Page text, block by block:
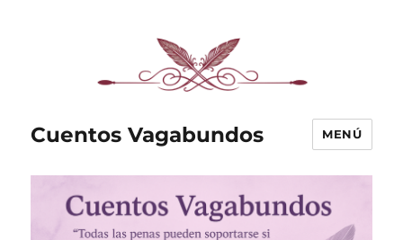
Cuentos Vagabundos MENÚ